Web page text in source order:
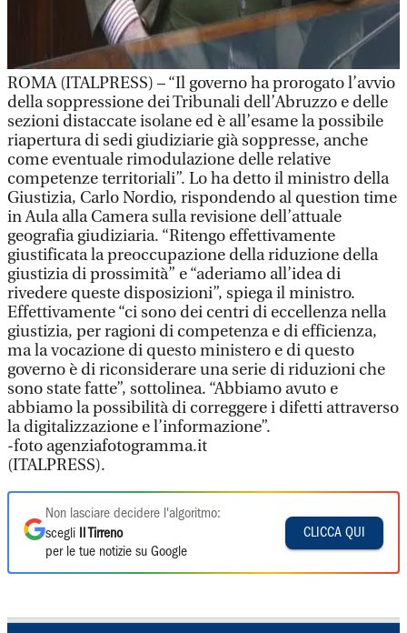
ROMA (ITALPRESS) – “Il governo ha prorogato l’avvio
della soppressione dei Tribunali dell’Abruzzo e delle
sezioni distaccate isolane ed è all’esame la possibile
riapertura di sedi giudiziarie già soppresse, anche
come eventuale rimodulazione delle relative
competenze territoriali”. Lo ha detto il ministro della
Giustizia, Carlo Nordio, rispondendo al question time
in Aula alla Camera sulla revisione dell’attuale
geografia giudiziaria. “Ritengo effettivamente
giustificata la preoccupazione della riduzione della
giustizia di prossimità” e “aderiamo all’idea di
rivedere queste disposizioni”, spiega il ministro.
Effettivamente “ci sono dei centri di eccellenza nella
giustizia, per ragioni di competenza e di efficienza,
ma la vocazione di questo ministero e di questo
governo è di riconsiderare una serie di riduzioni che
sono state fatte”, sottolinea. “Abbiamo avuto e
abbiamo la possibilità di correggere i difetti attraverso
la digitalizzazione e l’informazione”.
-foto agenziafotogramma.it
(ITALPRESS).
Non lasciare decidere l'algoritmo:
scegli
Il Tirreno
per le tue notizie su Google
CLICCA QUI